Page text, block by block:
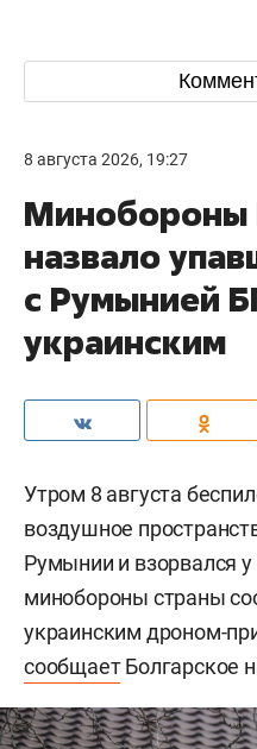
8 августа 2026, 19:27
Минобороны
назвало
с Румынией
украинским
Утром 8 августа
воздушное
Румынии и взорвался
минобороны страны
украинским дроном-
сообщаетБолгарское